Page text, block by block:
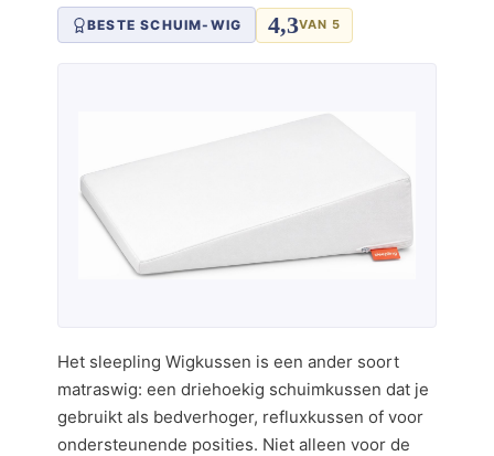
BESTE SCHUIM-WIG 4,3VAN 5
Het sleepling Wigkussen is een ander soort
matraswig: een driehoekig schuimkussen dat je
gebruikt als bedverhoger, refluxkussen of voor
ondersteunende posities. Niet alleen voor de